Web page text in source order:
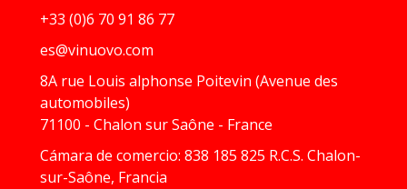
+33 (0)6 70 91 86 77
es@vinuovo.com
8A rue Louis alphonse Poitevin (Avenue des
automobiles)
71100 - Chalon sur Saône - France
Cámara de comercio: 838 185 825 R.C.S. Chalon-
sur-Saône, Francia